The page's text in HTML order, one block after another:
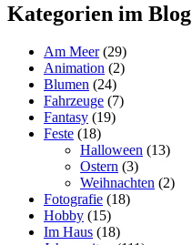
Kategorien im Blog
Am Meer(29)
Animation (2)
Blumen (24)
Fahrzeuge (7)
Fantasy (19)
Feste (18)
Halloween (13)
Ostern (3)
Weihnachten (2)
Fotografie (18)
Hobby (15)
Im Haus (18)